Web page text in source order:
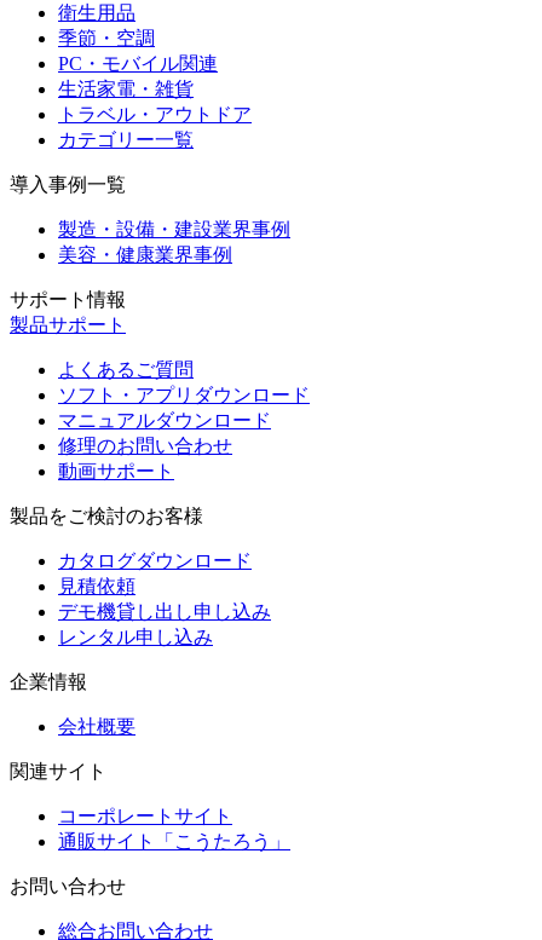
衛生用品
季節・空調
PC・モバイル関連
生活家電・雑貨
トラベル・アウトドア
カテゴリー一覧
導入事例一覧
製造・設備・建設業界事例
美容・健康業界事例
サポート情報
製品サポート
よくあるご質問
ソフト・アプリダウンロード
マニュアルダウンロード
修理のお問い合わせ
動画サポート
製品をご検討のお客様
カタログダウンロード
見積依頼
デモ機貸し出し申し込み
レンタル申し込み
企業情報
会社概要
関連サイト
コーポレートサイト
通販サイト「こうたろう」
お問い合わせ
総合お問い合わせ